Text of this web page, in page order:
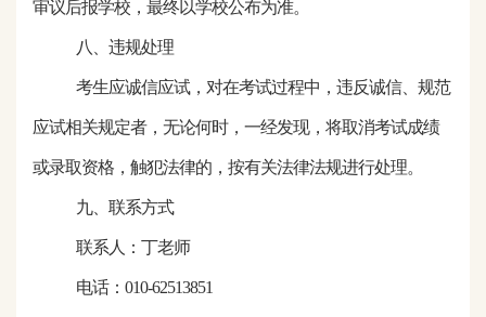
审议后报学校，最终以学校公布为准。
八、违规处理
考生应诚信应试，对在考试过程中，违反诚信、规范
应试相关规定者，无论何时，一经发现，将取消考试成绩
或录取资格，触犯法律的，按有关法律法规进行处理。
九、联系方式
联系人： 丁老师
电话： 010-62513851